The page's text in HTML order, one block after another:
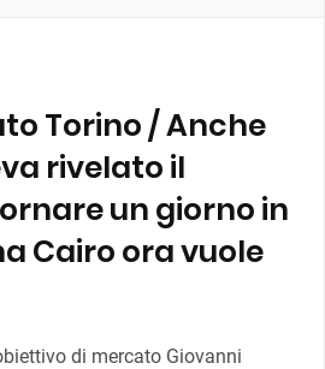
Torino / Anche
rivelato il
un giorno in
Cairo ora vuole
di mercato Giovanni